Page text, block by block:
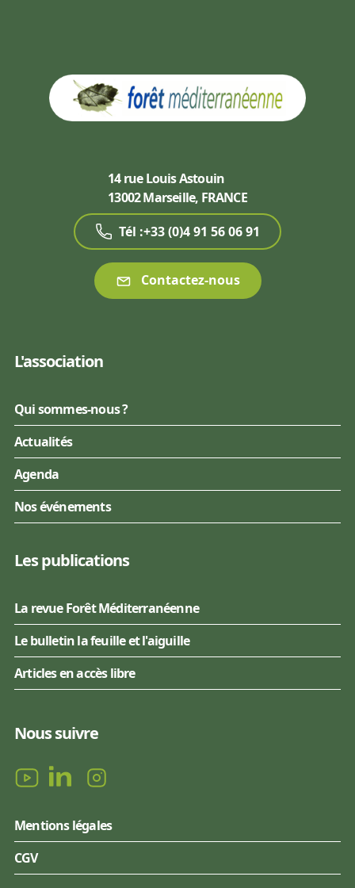
14 rue Louis Astouin
13002 Marseille, FRANCE
Tél :+33 (0)4 91 56 06 91
Contactez-nous
L'association
Qui sommes-nous ?
Actualités
Agenda
Nos événements
Les publications
La revue Forêt Méditerranéenne
Le bulletin la feuille et l'aiguille
Articles en accès libre
Nous suivre
Mentions légales
CGV